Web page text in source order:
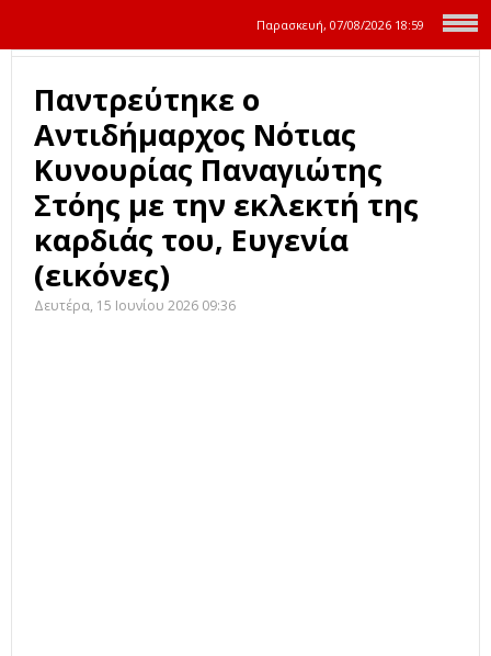
Παρασκευή, 07/08/2026 18:59
Παντρεύτηκε ο
Αντιδήμαρχος Νότιας
Κυνουρίας Παναγιώτης
Στόης με την εκλεκτή της
καρδιάς του, Ευγενία
(εικόνες)
Δευτέρα, 15 Ιουνίου 2026 09:36